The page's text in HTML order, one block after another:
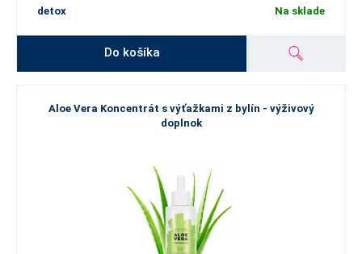
detox Na sklade
Do košíka
Aloe Vera Koncentrát s výťažkami z bylín - výživový
doplnok